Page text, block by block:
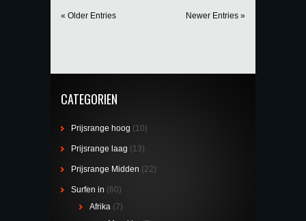
« Older Entries Newer Entries »
CATEGORIEN
Prijsrange hoog (10)
Prijsrange laag (13)
Prijsrange Midden (22)
Surfen in (60)
Afrika (7)